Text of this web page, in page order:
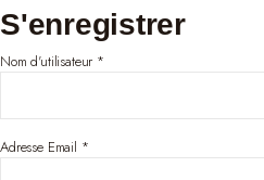
S'enregistrer
Nom d'utilisateur *
Adresse Email *